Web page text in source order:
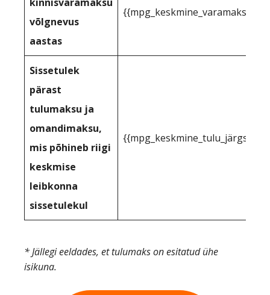
võlgnevus
aastas
Sissetulek
pärast
tulumaksu ja
omandimaksu,
mis põhineb riigi
keskmise
leibkonna
sissetulekul
* Jällegi eeldades, et tulumaks on esitatud ühe
isikuna.